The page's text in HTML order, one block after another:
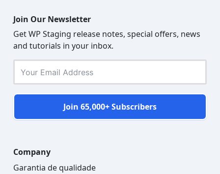
Join Our Newsletter
Get WP Staging release notes, special offers, news
and tutorials in your inbox.
Join 65,000+ Subscribers
Company
Garantia de qualidade